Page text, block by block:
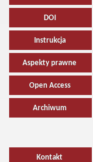
DOI
Instrukcja
Aspekty prawne
Open Access
Archiwum
Kontakt